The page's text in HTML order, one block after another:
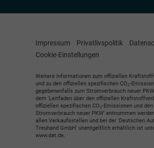
Impressum Privatlivspolitik
Cookie-Einstellungen
Weitere Informationen zum offiziellen
und zu den offiziellen spezifischen CO2-
gegebenenfalls zum Stromverbrauch neuer
dem 'Leitfaden über den offiziellen
offiziellen spezifischen CO2-Emissionen und
Stromverbrauch neuer PKW' entnommen
allen Verkaufsstellen und bei der 'Deutschen
Treuhand GmbH' unentgeltlich erhältlich ist
www.dat.de.